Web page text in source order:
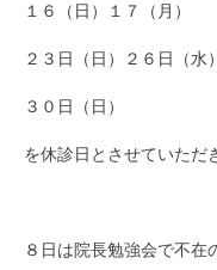
１６（日）１７（月）
２３日（日）２６日（水）
３０日（日）
を休診日とさせていただ
８日は院長勉強会で不在